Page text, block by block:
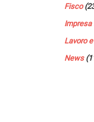
Fisco
Impresa
Lavoro
News